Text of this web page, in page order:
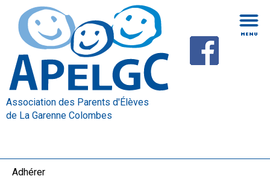
Association des Parents d'Élèves
de La Garenne Colombes
Adhérer